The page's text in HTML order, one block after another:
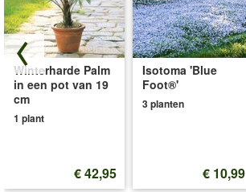
Winterharde Palm
in een pot van 19
cm
1 plant
€ 42,95
Isotoma 'Blue
Foot®'
3 planten
€ 10,99